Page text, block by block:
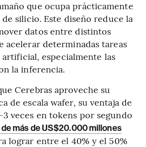
que ocupa prácticamente
silicio. Este diseño reduce la
datos entre distintos
acelerar determinadas tareas
especialmente las
la inferencia.
Cerebras aproveche su
de escala wafer, su ventaja de
veces en tokens por segundo
más de US$20.000 millones
lograr entre el 40% y el 50%